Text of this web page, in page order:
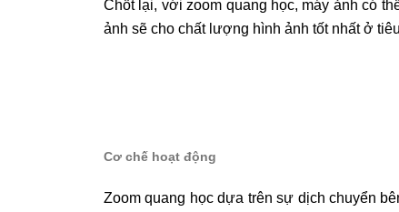
Chốt lại, với zoom quang học, máy ảnh có
ảnh sẽ cho chất lượng hình ảnh tốt nhất ở
Cơ chế hoạt động
Zoom quang học dựa trên sự dịch chuyển